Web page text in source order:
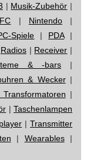
| Musik-Zubehör |
| Nintendo|
Spiele | PDA|
Radios| Receiver |
& -bars|
& Wecker|
|
| Taschenlampen
| Transmitter
| Wearables|